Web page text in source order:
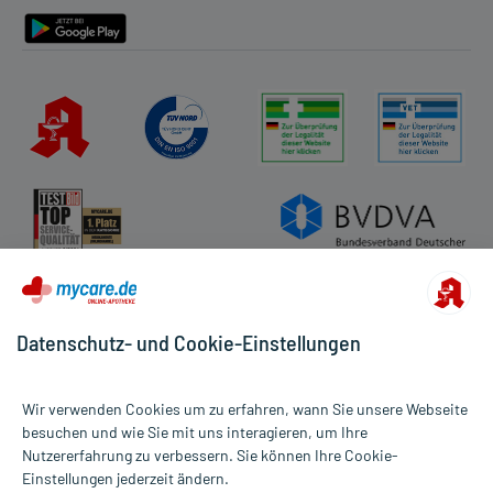
Alle Preise gelten inkl. MwSt., ggf. zzgl. Versandkosten
Informationen auf dieser Website werden ausschließlich für
Datenschutz- und Cookie-Einstellungen
Wir verwenden Cookies um zu erfahren, wann Sie unsere Webseite
besuchen und wie Sie mit uns interagieren, um Ihre
Nutzererfahrung zu verbessern. Sie können Ihre Cookie-
Einstellungen jederzeit ändern.